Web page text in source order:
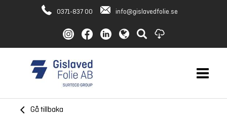
0371-837 00 info@gislavedfolie.se
Gå tillbaka